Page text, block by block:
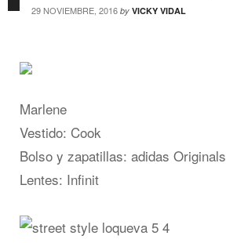
29 NOVIEMBRE, 2016 by VICKY VIDAL
Marlene
Vestido: Cook
Bolso y zapatillas: adidas Originals
Lentes: Infinit